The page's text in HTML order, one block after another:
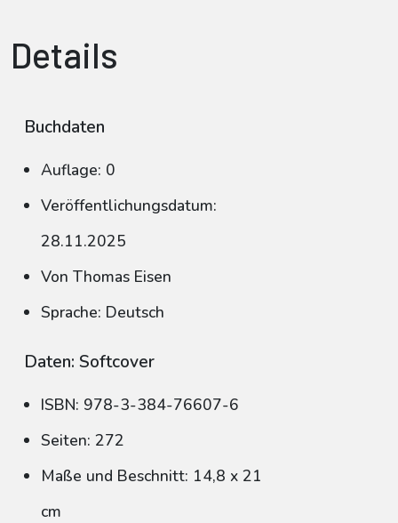
Details
Buchdaten
Auflage: 0
Veröffentlichungsdatum:
28.11.2025
Von Thomas Eisen
Sprache: Deutsch
Daten: Softcover
ISBN: 978-3-384-76607-6
Seiten: 272
Maße und Beschnitt: 14,8 x 21
cm